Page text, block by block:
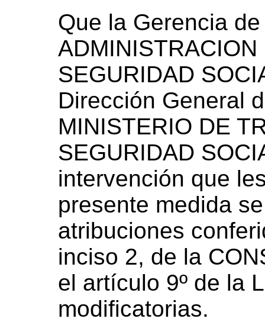
Que la Gerencia
SEGURIDAD
Dirección General
MINISTERIO DE
SEGURIDAD
intervención que
presente medida
atribuciones
inciso 2, de la
el artículo 9º de la
modificatorias.